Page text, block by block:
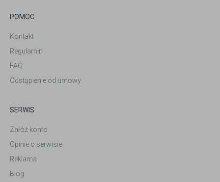
POMOC
Kontakt
Regulamin
FAQ
Odstąpienie od umowy
SERWIS
Załóż konto
Opinie o serwisie
Reklama
Blog